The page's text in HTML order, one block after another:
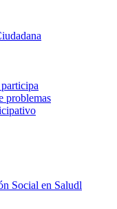
problemas
Social en Saludl